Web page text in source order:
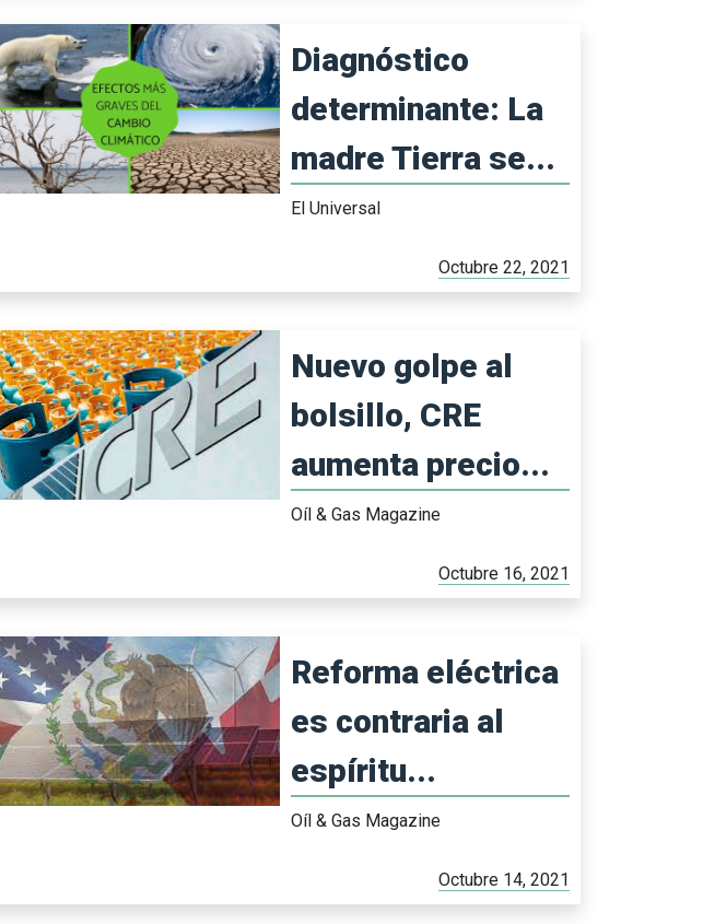
Diagnóstico
determinante: La
madre Tierra se...
El Universal
Octubre 22, 2021
Nuevo golpe al
bolsillo, CRE
aumenta precio...
Oíl & Gas Magazine
Octubre 16, 2021
Reforma eléctrica
es contraria al
espíritu...
Oíl & Gas Magazine
Octubre 14, 2021